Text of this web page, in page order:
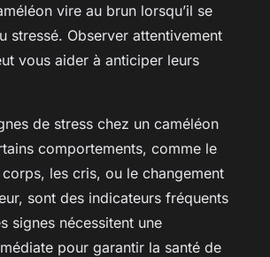
vire au brun lorsqu’il se
stressé. Observer attentivement
vous aider à anticiper leurs
de stress chez un caméléon
comportements, comme le
les cris, ou le changement
sont des indicateurs fréquents
signes nécessitent une
pour garantir la santé de